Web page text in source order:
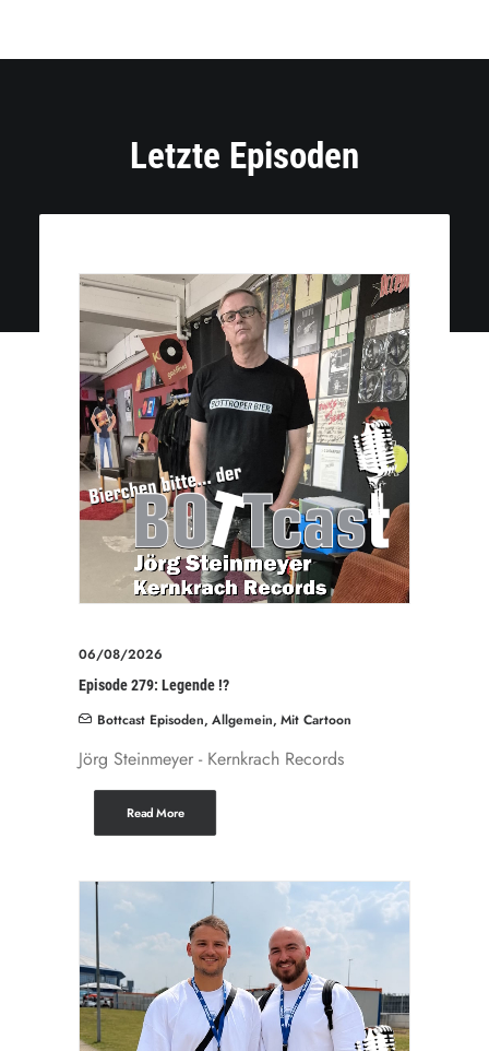
Letzte Episoden
06/08/2026
Episode 279: Legende !?
Bottcast Episoden, Allgemein, Mit Cartoon
Jörg Steinmeyer - Kernkrach Records
Read More